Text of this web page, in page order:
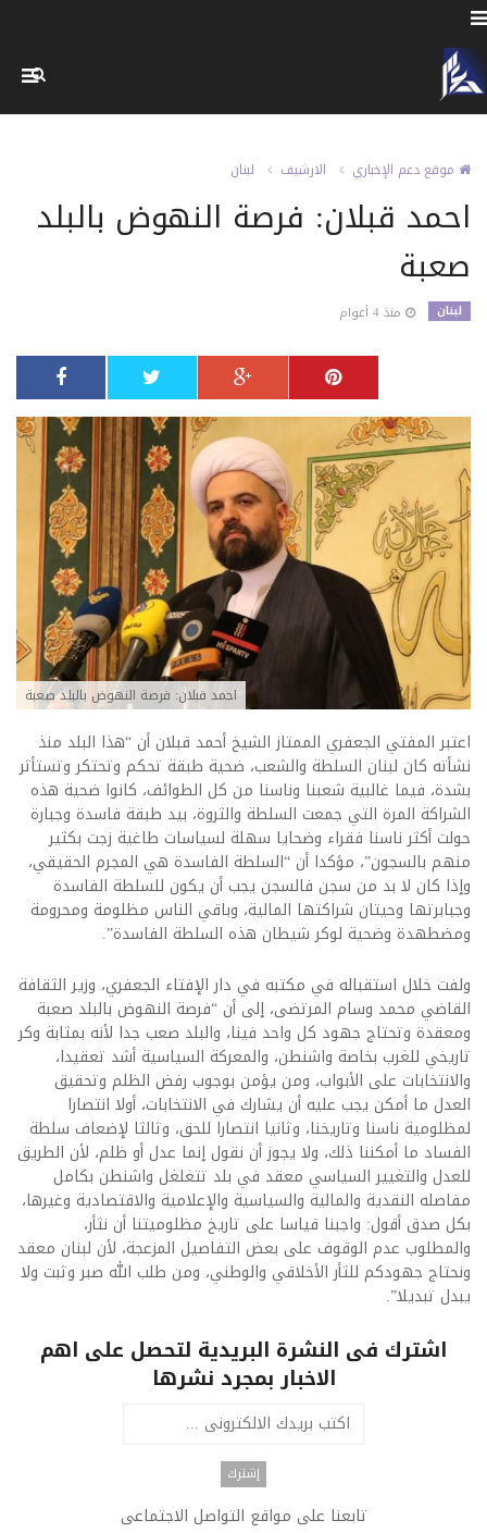
موقع دعم الإخباري الارشيف لبنان
احمد قبلان: فرصة النهوض بالبلد
صعبة
لبنان منذ 4 أعوام
احمد قبلان: فرصة النهوض بالبلد صعبة
اعتبر المفتي الجعفري الممتاز الشيخ أحمد قبلان أن “هذا البلد منذ
نشأته كان لبنان السلطة والشعب، ضحية طبقة تحكم وتحتكر وتستأثر
بشدة، فيما غالبية شعبنا وناسنا من كل الطوائف، كانوا ضحية هذه
الشراكة المرة التي جمعت السلطة والثروة، بيد طبقة فاسدة وجبارة
حولت أكثر ناسنا فقراء وضحايا سهلة لسياسات طاغية زجت بكثير
منهم بالسجون”، مؤكدا أن “السلطة الفاسدة هي المجرم الحقيقي،
وإذا كان لا بد من سجن فالسجن يجب أن يكون للسلطة الفاسدة
وجبابرتها وحيتان شراكتها المالية، وباقي الناس مظلومة ومحرومة
ومضطهدة وضحية لوكر شيطان هذه السلطة الفاسدة”.
ولفت خلال استقباله في مكتبه في دار الإفتاء الجعفري، وزير الثقافة
القاضي محمد وسام المرتضى، إلى أن “فرصة النهوض بالبلد صعبة
ومعقدة وتحتاج جهود كل واحد فينا، والبلد صعب جدا لأنه بمثابة وكر
تاريخي للغرب بخاصة واشنطن، والمعركة السياسية أشد تعقيدا،
والانتخابات على الأبواب، ومن يؤمن بوجوب رفض الظلم وتحقيق
العدل ما أمكن يجب عليه أن يشارك في الانتخابات، أولا انتصارا
لمظلومية ناسنا وتاريخنا، وثانيا انتصارا للحق، وثالثا لإضعاف سلطة
الفساد ما أمكننا ذلك، ولا يجوز أن نقول إنما عدل أو ظلم، لأن الطريق
للعدل والتغيير السياسي معقد في بلد تتغلغل واشنطن بكامل
مفاصله النقدية والمالية والسياسية والإعلامية والاقتصادية وغيرها،
بكل صدق أقول: واجبنا قياسا على تاريخ مظلوميتنا أن نثأر،
والمطلوب عدم الوقوف على بعض التفاصيل المزعجة، لأن لبنان معقد
ونحتاج جهودكم للثأر الأخلاقي والوطني، ومن طلب الله صبر وثبت ولا
يبدل تبديلا”.
اشترك فى النشرة البريدية لتحصل على اهم
الاخبار بمجرد نشرها
تابعنا على مواقع التواصل الاجتماعى